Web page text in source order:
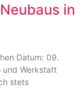
in
Datum: 09.
und Werkstatt
stets